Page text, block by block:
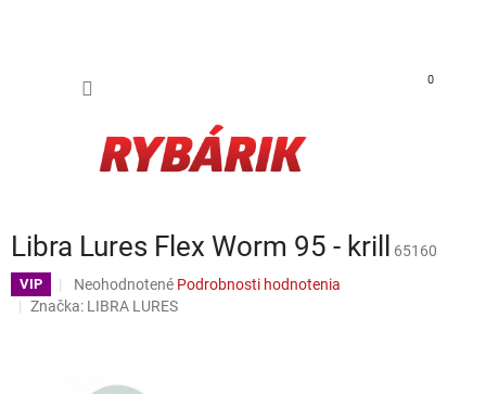
0
Libra Lures Flex Worm 95 - krill 65160
VIP Priemerné hodnotenie produktu je 0,0 z 5 hviezdičiek.
Neohodnotené Podrobnosti hodnotenia
Značka: LIBRA LURES